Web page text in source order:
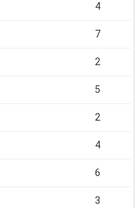
4
7
2
5
2
4
6
3